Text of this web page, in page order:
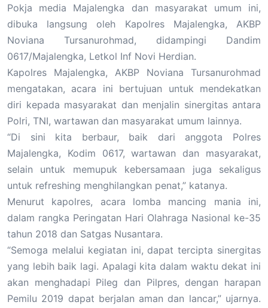
Pokja media Majalengka dan masyarakat umum ini,
dibuka langsung oleh Kapolres Majalengka, AKBP
Noviana Tursanurohmad, didampingi Dandim
0617/Majalengka, Letkol Inf Novi Herdian.
Kapolres Majalengka, AKBP Noviana Tursanurohmad
mengatakan, acara ini bertujuan untuk mendekatkan
diri kepada masyarakat dan menjalin sinergitas antara
Polri, TNI, wartawan dan masyarakat umum lainnya.
“Di sini kita berbaur, baik dari anggota Polres
Majalengka, Kodim 0617, wartawan dan masyarakat,
selain untuk memupuk kebersamaan juga sekaligus
untuk refreshing menghilangkan penat,” katanya.
Menurut kapolres, acara lomba mancing mania ini,
dalam rangka Peringatan Hari Olahraga Nasional ke-35
tahun 2018 dan Satgas Nusantara.
“Semoga melalui kegiatan ini, dapat tercipta sinergitas
yang lebih baik lagi. Apalagi kita dalam waktu dekat ini
akan menghadapi Pileg dan Pilpres, dengan harapan
Pemilu 2019 dapat berjalan aman dan lancar,” ujarnya.